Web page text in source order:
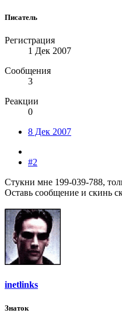
Писатель
Регистрация
1 Дек 2007
Сообщения
3
Реакции
0
8 Дек 2007
#2
Стукни мне 199-039-788,
Оставь сообщение и скинь
inetlinks
Знаток